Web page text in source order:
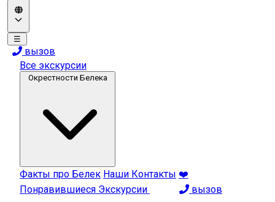
☰
вызов
Все экскурсии
Окрестности Белека
Факты про Белек Наши Контакты ❤️
Понравившиеся Экскурсии
вызов